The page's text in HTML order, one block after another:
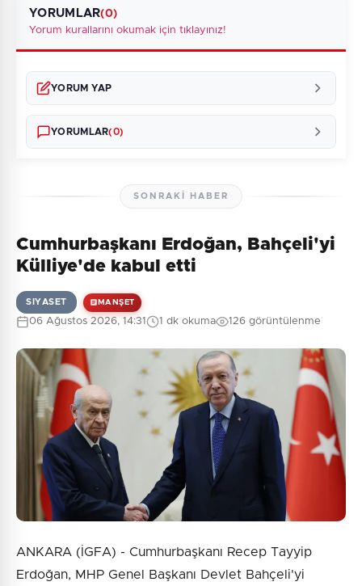
YORUMLAR(0)
Yorum kurallarını okumak için tıklayınız!
YORUM YAP
Güvenlik Sorusu:
5 + 5 = ?
Gönder
YORUMLAR(0)
Henüz yorum yapılmamış. İlk yorumu siz yapın!
SONRAKI HABER
Cumhurbaşkanı Erdoğan, Bahçeli'yi
Külliye'de kabul etti
SIYASET MANŞET
06 Ağustos 2026, 14:31 1 dk okuma 126 görüntülenme
ANKARA (İGFA) - Cumhurbaşkanı Recep Tayyip
Erdoğan, MHP Genel Başkanı Devlet Bahçeli'yi